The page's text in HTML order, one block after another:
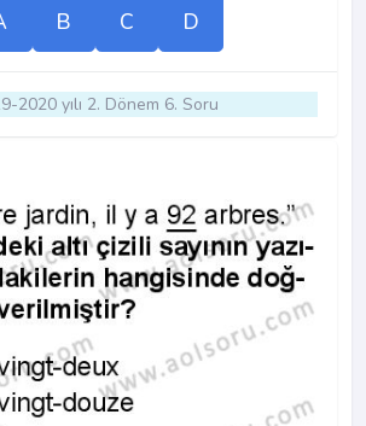
B C D
2020 yılı 2. Dönem 6. Soru